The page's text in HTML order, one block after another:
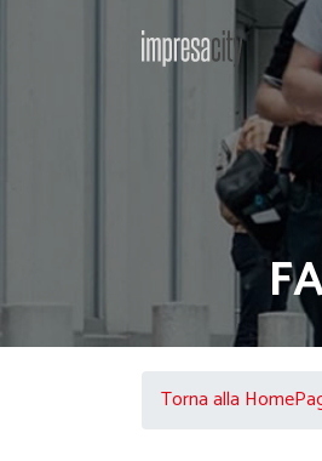
Torna alla